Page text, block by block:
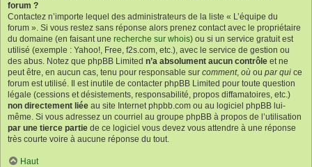
forum ?
Contactez n’importe lequel des administrateurs de la liste « L’équipe du
forum ». Si vous restez sans réponse alors prenez contact avec le propriétaire
du domaine (en faisant une recherche sur whois) ou si un service gratuit est
utilisé (exemple : Yahoo!, Free, f2s.com, etc.), avec le service de gestion ou
des abus. Notez que phpBB Limited n’a absolument aucun contrôle et ne
peut être, en aucun cas, tenu pour responsable sur comment, où ou par qui ce
forum est utilisé. Il est inutile de contacter phpBB Limited pour toute question
légale (cessions et désistements, responsabilité, propos diffamatoires, etc.)
non directement liée au site Internet phpbb.com ou au logiciel phpBB lui-
même. Si vous adressez un courriel au groupe phpBB à propos de l’utilisation
par une tierce partie de ce logiciel vous devez vous attendre à une réponse
très courte voire à aucune réponse du tout.
Haut